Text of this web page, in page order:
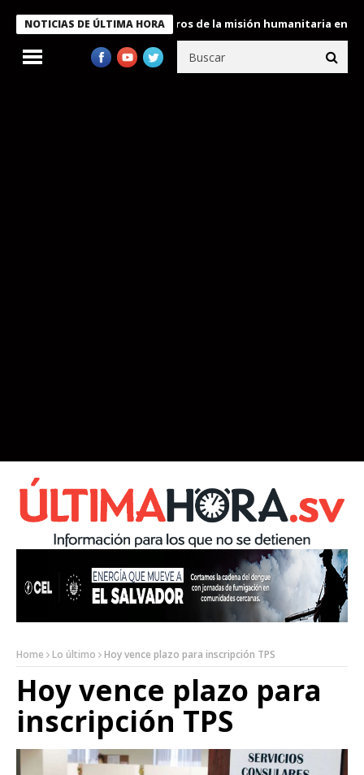
NOTICIAS DE ÚLTIMA HORA
condecora a miembros de la misión humanitaria enviada a
Home Lo último Hoy vence plazo para inscripción TPS
Hoy vence plazo para
inscripción TPS